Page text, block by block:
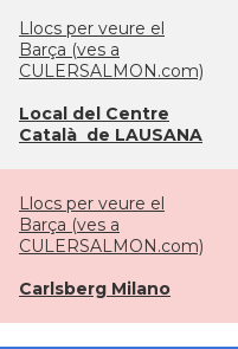
Llocs per veure el
Barça (ves a
CULERSALMON.com)
Local del Centre
Català de LAUSANA
Llocs per veure el
Barça (ves a
CULERSALMON.com)
Carlsberg Milano